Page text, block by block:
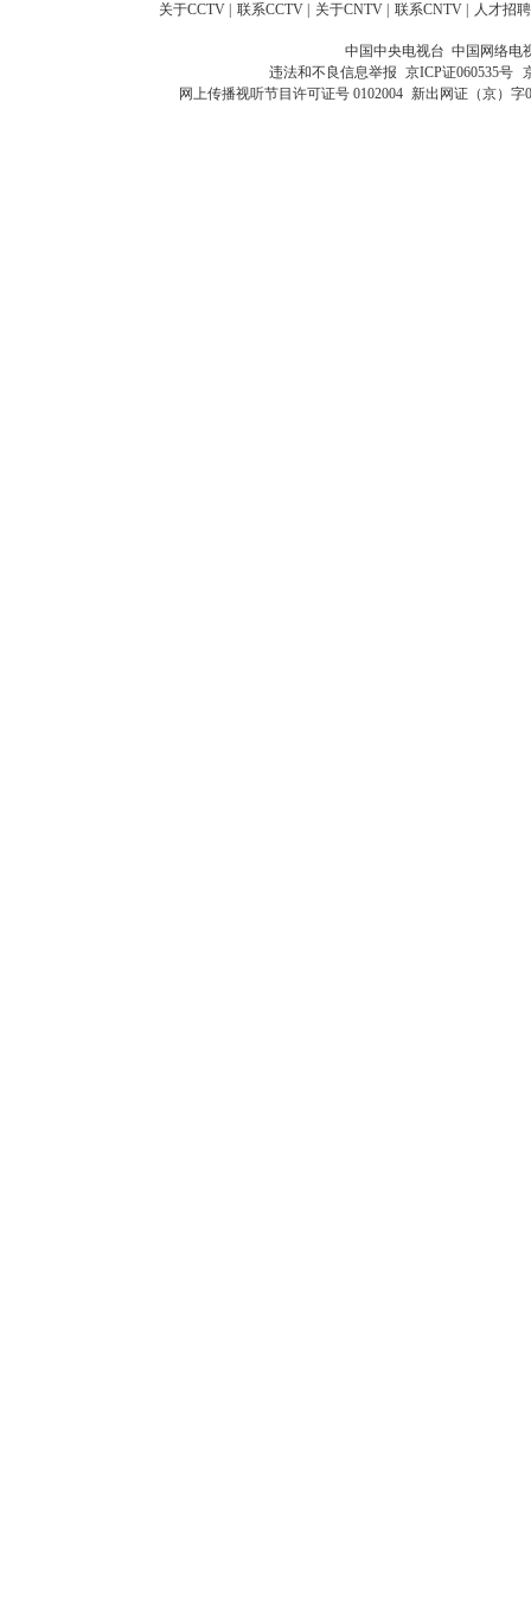
关于CCTV 联系CCTV 关于CNTV 联系CNTV 人才招聘
中国中央电视台 中国网络电
违法和不良信息举报 京ICP证060535号
网上传播视听节目许可证号 0102004 新出网证（京）